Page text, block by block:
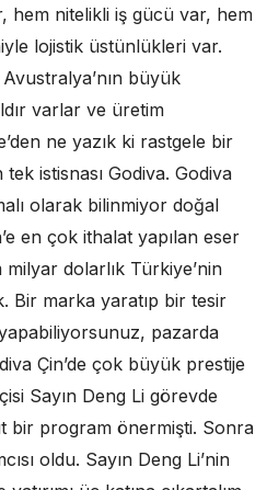
hem nitelikli iş gücü var, hem
lojistik üstünlükleri var.
Avustralya’nın büyük
varlar ve üretim
ne yazık ki rastgele bir
istisnası Godiva. Godiva
olarak bilinmiyor doğal
en çok ithalat yapılan eser
milyar dolarlık Türkiye’nin
Bir marka yaratıp bir tesir
pazarda
Çin’de çok büyük prestije
Sayın Deng Li görevde
bir program önermişti. Sonra
oldu. Sayın Deng Li’nin